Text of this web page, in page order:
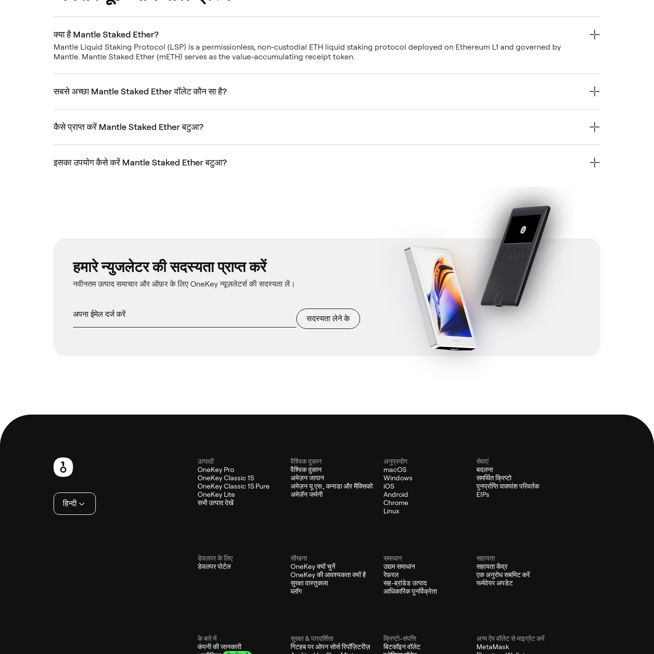
क्या है Mantle Staked Ether?
Mantle Liquid Staking Protocol (LSP) is a permissionless, non-custodial ETH liquid staking protocol deployed on Ethereum L1 and governed by
Mantle. Mantle Staked Ether (mETH) serves as the value-accumulating receipt token.
सबसे अच्छा Mantle Staked Ether वॉलेट कौन सा है?
कैसे प्राप्त करें Mantle Staked Ether बटुआ?
इसका उपयोग कैसे करें Mantle Staked Ether बटुआ?
हमारे न्युजलेटर की सदस्यता प्राप्त करें
नवीनतम उत्पाद समाचार और ऑफ़र के लिए OneKey न्यूज़लेटर्स की सदस्यता लें।
सदस्यता लेने के
हिन्दी
उत्पादों
OneKey Pro
OneKey Classic 1S
OneKey Classic 1S Pure
OneKey Lite
सभी उत्पाद देखें
वैश्विक दुकान
वैश्विक दुकान
अमेज़न जापान
अमेज़न यू.एस., कनाडा और मैक्सिको
अमेज़ॅन जर्मनी
अनुप्रयोग
macOS
Windows
iOS
Android
Chrome
Linux
सेवाएं
बदलना
समर्थित क्रिप्टो
पुनर्प्राप्ति वाक्यांश परिवर्तक
EIPs
डेवलपर के लिए
डेवलपर पोर्टल
सीखना
OneKey क्यों चुनें
OneKey की आवश्यकता क्यों है
सुरक्षा वास्तुकला
ब्लॉग
समाधान
उद्यम समाधान
रेफ़रल
सह-ब्रांडेड उत्पाद
आधिकारिक पुनर्विक्रेता
सहायता
सहायता केंद्र
एक अनुरोध सबमिट करें
फर्मवेयर अपडेट
के बारे में
कंपनी की जानकारी
सुरक्षा & पारदर्शिता
गिटहब पर ओपन सोर्स रिपॉज़िटरीज़
क्रिप्टो-संपत्ति
बिटकॉइन वॉलेट
अन्य ऐप वॉलेट से माइग्रेट करें
MetaMask